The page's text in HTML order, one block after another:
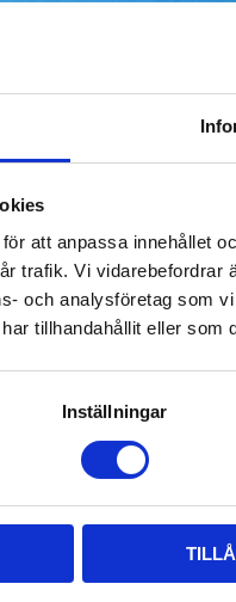
att anpassa innehållet
trafik. Vi vidarebefordrar
och analysföretag som
tillhandahållit eller
Inställningar
stålaxel 10,
021-101